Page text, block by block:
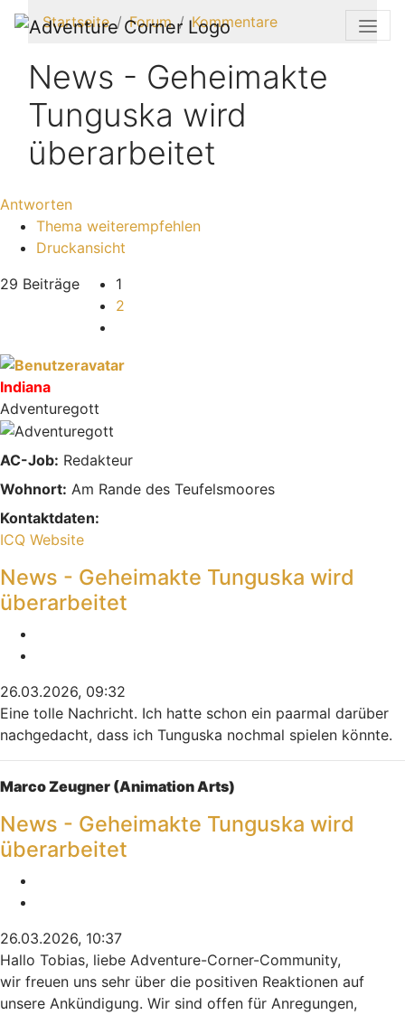
Startseite Forum Kommentare
News - Geheimakte
Tunguska wird
überarbeitet
Antworten
Thema weiterempfehlen
Druckansicht
29 Beiträge
1
2
Indiana
Adventuregott
AC-Job: Redakteur
Wohnort: Am Rande des Teufelsmoores
Kontaktdaten:
Kontaktdaten von Indiana
ICQ Website
News - Geheimakte Tunguska wird
überarbeitet
26.03.2026, 09:32
Eine tolle Nachricht. Ich hatte schon ein paarmal darüber
nachgedacht, dass ich Tunguska nochmal spielen könnte.
Nach oben
Marco Zeugner (Animation Arts)
News - Geheimakte Tunguska wird
überarbeitet
26.03.2026, 10:37
Hallo Tobias, liebe Adventure-Corner-Community,
wir freuen uns sehr über die positiven Reaktionen auf
unsere Ankündigung. Wir sind offen für Anregungen,